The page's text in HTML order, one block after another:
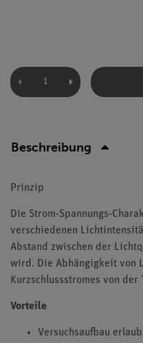
Beschreibung
Prinzip
Die Strom-Spannungs-
verschiedenen
Abstand zwischen der
wird. Die Abhängigkeit von
Kurzschlussstromes von
Vorteile
Versuchsaufbau